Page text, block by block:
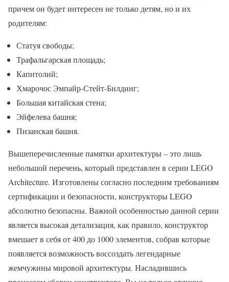
причем он будет интересен не только детям, но и их
родителям:
Статуя свободы;
Трафальгарская площадь;
Капитолий;
Хмарочос Эмпайр-Стейт-Билдинг;
Большая китайская стена;
Эйфелева башня;
Пизанская башня.
Вышеперечисленные памятки архитектуры – это лишь
небольшой перечень, который представлен в серии LEGO
Architecture. Изготовлены согласно последним требованиям
сертификации и безопасности, конструкторы LEGO
абсолютно безопасны. Важной особенностью данной серии
является высокая детализация, как правило, конструктор
вмешает в себя от 400 до 1000 элементов, собрав которые
появляется возможность воссоздать легендарные
жемчужины мировой архитектуры. Насладившись